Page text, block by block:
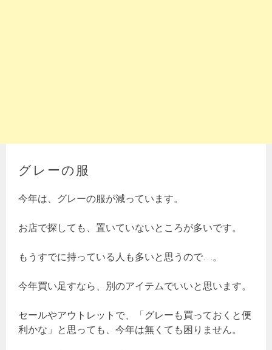
グレーの服
今年は、グレーの服が減っています。
お店で探しても、置いていないところが多いです。
もうすでに持っている人も多いと思うので…。
今年買い足すなら、別のアイテムでいいと思います。
セールやアウトレットで、「グレーも買っておくと便
利かな」と思っても、今年は無くても困りません。